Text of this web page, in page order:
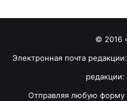
© 2016
Электронная почта
Отправляя любую форму